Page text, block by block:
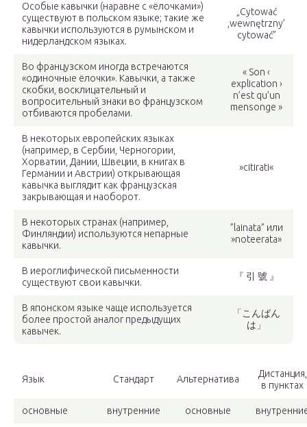
Особые кавычки (наравне с «ёлочками»)
существуют в польском языке; такие же
кавычки используются в румынском и
нидерландском языках.
„Cytować
‚wewnętrzny’
cytować”
Во французском иногда встречаются
«одиночные ёлочки». Кавычки, а также
скобки, восклицательный и
вопросительный знаки во французском
отбиваются пробелами.
« Son ‹
explication ›
n’est qu’un
mensonge »
В некоторых европейских языках
(например, в Сербии, Черногории,
Хорватии, Дании, Швеции, в книгах в
Германии и Австрии) открывающая
кавычка выглядит как французская
закрывающая и наоборот.
»citirati«
В некоторых странах (например,
Финляндии) используются непарные
кавычки.
”lainata” или
»noteerata»
В иероглифической письменности
существуют свои кавычки.
『 引 號 』
В японском языке чаще используется
более простой аналог предыдущих
кавычек.
「こんばん
は」
Язык Стандарт Альтернатива
Дистанция,
в пунктах
основные внутренние основные